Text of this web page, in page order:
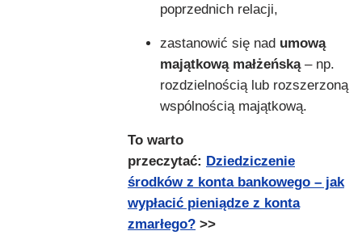
poprzednich relacji,
zastanowić się nad umową
majątkową małżeńską– np.
rozdzielnością lub rozszerzoną
wspólnością majątkową.
To warto
przeczytać: Dziedziczenie
środków z konta bankowego – jak
wypłacić pieniądze z konta
zmarłego? >>